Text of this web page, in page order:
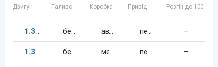
Двигун Паливо Коробка Привід Розгін до 100 км/
1.388 бензин автомат передній –
1.388 бензин механіка передній –